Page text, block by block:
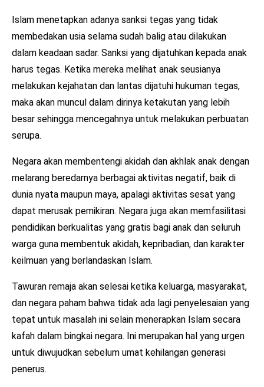
Islam menetapkan adanya sanksi tegas yang tidak
membedakan usia selama sudah balig atau dilakukan
dalam keadaan sadar. Sanksi yang dijatuhkan kepada anak
harus tegas. Ketika mereka melihat anak seusianya
melakukan kejahatan dan lantas dijatuhi hukuman tegas,
maka akan muncul dalam dirinya ketakutan yang lebih
besar sehingga mencegahnya untuk melakukan perbuatan
serupa.
Negara akan membentengi akidah dan akhlak anak dengan
melarang beredarnya berbagai aktivitas negatif, baik di
dunia nyata maupun maya, apalagi aktivitas sesat yang
dapat merusak pemikiran. Negara juga akan memfasilitasi
pendidikan berkualitas yang gratis bagi anak dan seluruh
warga guna membentuk akidah, kepribadian, dan karakter
keilmuan yang berlandaskan Islam.
Tawuran remaja akan selesai ketika keluarga, masyarakat,
dan negara paham bahwa tidak ada lagi penyelesaian yang
tepat untuk masalah ini selain menerapkan Islam secara
kafah dalam bingkai negara. Ini merupakan hal yang urgen
untuk diwujudkan sebelum umat kehilangan generasi
penerus.